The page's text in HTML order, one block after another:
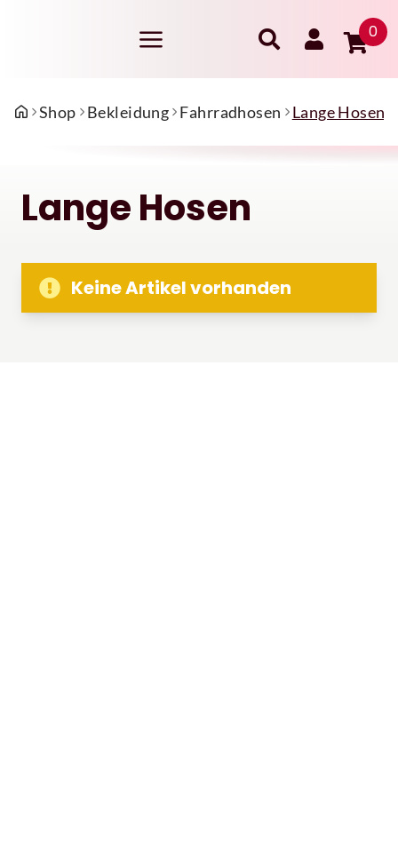
0
Shop Bekleidung Fahrradhosen Lange Hosen
Lange Hosen
Keine Artikel vorhanden